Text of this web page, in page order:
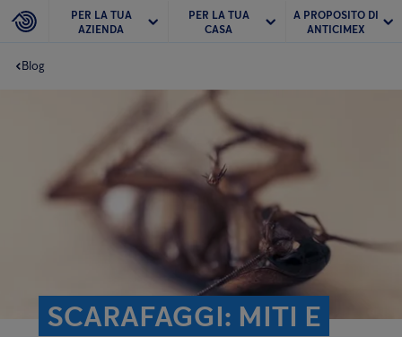
PER LA TUA
AZIENDA
PER LA TUA
CASA
A PROPOSITO DI
ANTICIMEX
Blog
SCARAFAGGI: MITI E